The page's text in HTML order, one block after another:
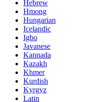
Hebrew
Hmong
Hungarian
Icelandic
Igbo
Javanese
Kannada
Kazakh
Khmer
Kurdish
Kyrgyz
Latin